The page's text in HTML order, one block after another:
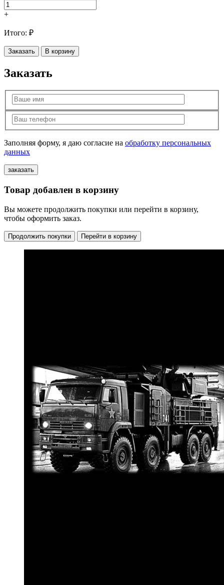
+
Итого: ₽
Заказать В корзину
Заказать
Заполняя форму, я даю согласие на обработку персональных
данных
Товар добавлен в корзину
Вы можете продолжить покупки или перейти в корзину,
чтобы оформить заказ.
Продолжить покупки Перейти в корзину